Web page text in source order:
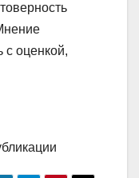
с оценкой,